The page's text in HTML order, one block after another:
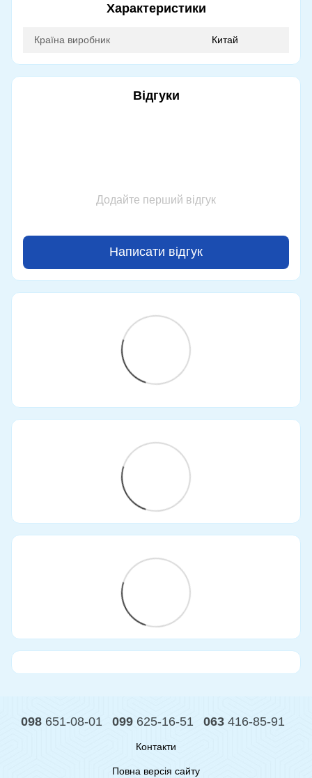
Характеристики
Країна виробник Китай
Відгуки
Додайте перший відгук
Написати відгук
098 651-08-01 099 625-16-51 063 416-85-91
Контакти
Повна версія сайту